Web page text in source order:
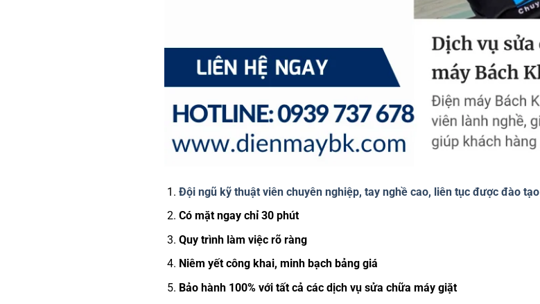
Đội ngũ kỹ thuật viên chuyên nghiệp, tay nghề cao, liên tục được đào tạo
Có mặt ngay chỉ 30 phút
Quy trình làm việc rõ ràng
Niêm yết công khai, minh bạch bảng giá
Bảo hành 100% với tất cả các dịch vụ sửa chữa máy giặt